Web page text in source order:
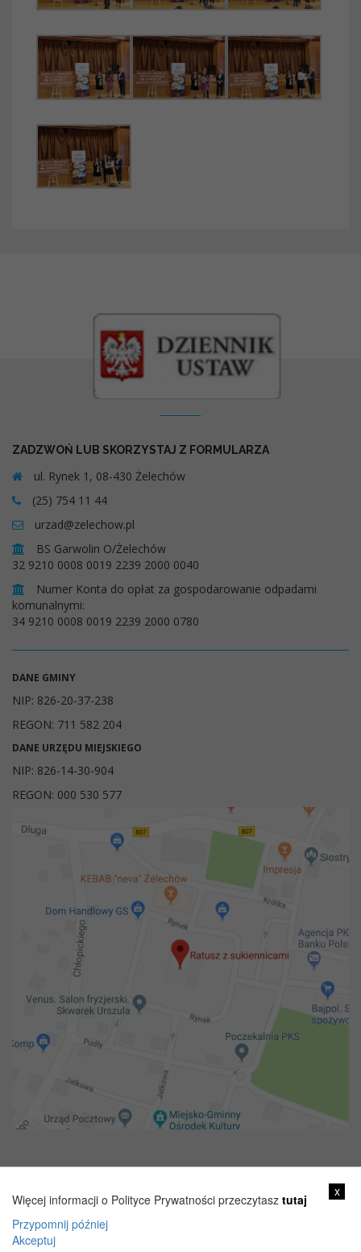
ZADZWOŃ LUB SKORZYSTAJ Z FORMULARZA
ul. Rynek 1, 08-430 Żelechów
(25) 754 11 44
urzad@zelechow.pl
BS Garwolin O/Żelechów
32 9210 0008 0019 2239 2000 0040
Numer Konta do opłat za gospodarowanie odpadami
komunalnymi:
34 9210 0008 0019 2239 2000 0780
DANE GMINY
NIP: 826-20-37-238
REGON: 711 582 204
DANE URZĘDU MIEJSKIEGO
NIP: 826-14-30-904
REGON: 000 530 577
x
Więcej informacji o Polityce Prywatności przeczytasz tutaj
Przypomnij później
Akceptuj